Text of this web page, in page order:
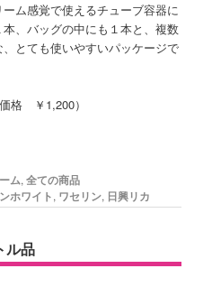
ム感覚で使えるチューブ容器に
、バッグの中にも１本と、複数
とても使いやすいパッケージで
格 ￥1,200）
ム,全ての商品
ホワイト, ワセリン, 日興リカ
ル品